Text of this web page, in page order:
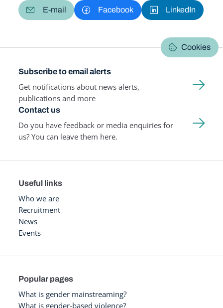
E-mail Facebook LinkedIn
Cookies
Subscribe to email alerts
Get notifications about news alerts,
publications and more
Contact us
Do you have feedback or media enquiries for
us? You can leave them here.
Useful links
Who we are
Recruitment
News
Events
Popular pages
What is gender mainstreaming?
What is gender-based violence?